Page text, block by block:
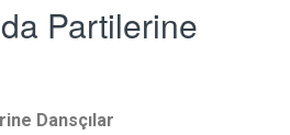
Partilerine
Dansçılar